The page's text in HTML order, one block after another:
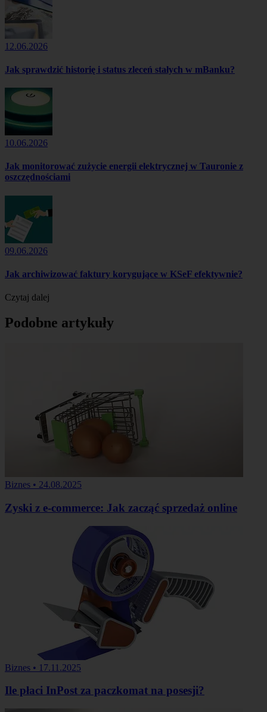
12.06.2026
Jak sprawdzić historię i status zleceń stałych w mBanku?
10.06.2026
Jak monitorować zużycie energii elektrycznej w Tauronie z
oszczędnościami
09.06.2026
Jak archiwizować faktury korygujące w KSeF efektywnie?
Czytaj dalej
Podobne artykuły
Biznes • 24.08.2025
Zyski z e-commerce: Jak zacząć sprzedaż online
Biznes • 17.11.2025
Ile płaci InPost za paczkomat na posesji?